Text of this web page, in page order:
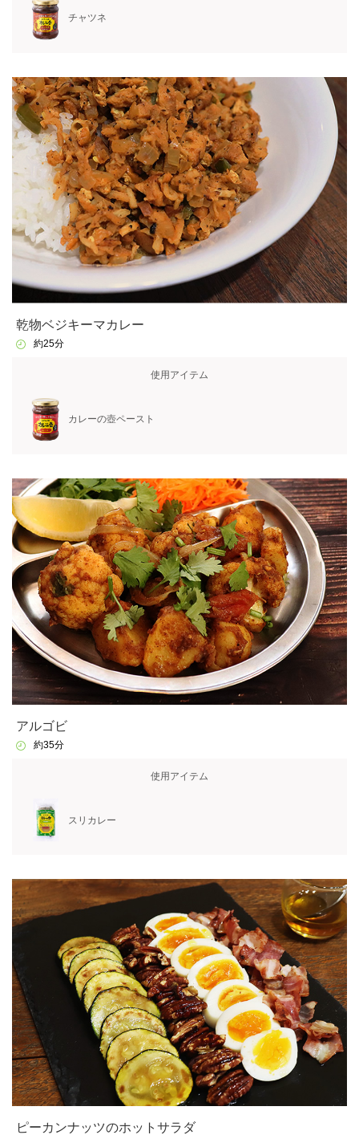
チャツネ
乾物ベジキーマカレー
約25分
使用アイテム
カレーの壺ペースト
アルゴビ
約35分
使用アイテム
スリカレー
ピーカンナッツのホットサラダ